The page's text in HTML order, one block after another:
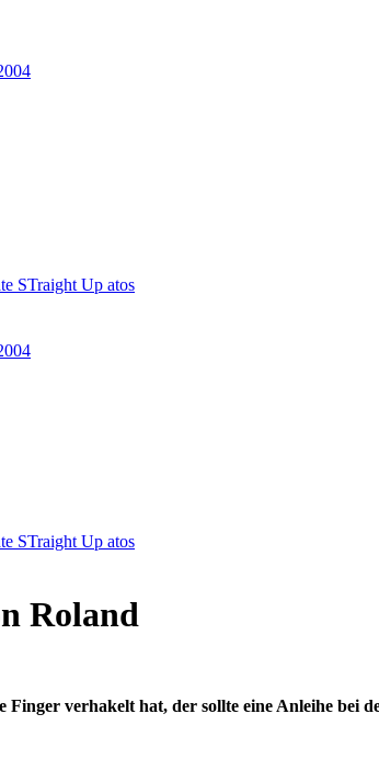
STraight Up atos
STraight Up atos
Roland
verhakelt hat, der sollte eine Anleihe bei